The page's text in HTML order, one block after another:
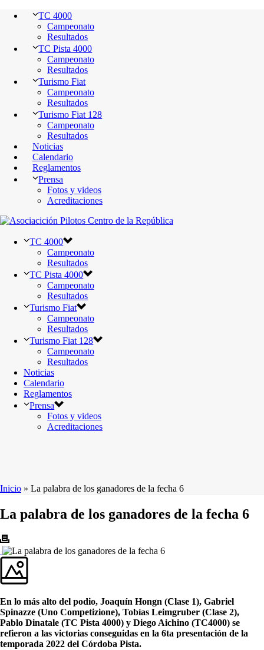
TC 4000
Campeonato
Resultados
TC Pista 4000
Campeonato
Resultados
Turismo Fiat
Campeonato
Resultados
Turismo Fiat 128
Campeonato
Resultados
Noticias
Calendario
Reglamentos
Prensa
Fotos y videos
Acreditaciones
TC 4000
Campeonato
Resultados
TC Pista 4000
Campeonato
Resultados
Turismo Fiat
Campeonato
Resultados
Turismo Fiat 128
Campeonato
Resultados
Noticias
Calendario
Reglamentos
Prensa
Fotos y videos
Acreditaciones
Inicio » La palabra de los ganadores de la fecha 6
La palabra de los ganadores de la fecha 6
En lo más alto del podio, Joaquín Hongn (Clase 1), Gabriel
Spinazze (Uno Competizione), Tobías Leimgruber (Clase 2),
Pablo Dinatale (TC Pista 4000) y Diego Aichino (TC4000) se
refieron a las victorias conseguidas en la 6ta presentación de la
temporada 2022 del Córdoba Pista.